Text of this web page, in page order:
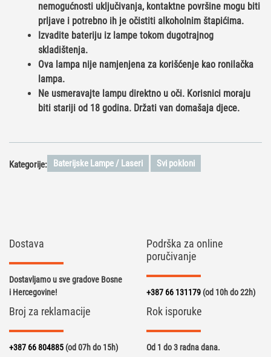
nemogućnosti uključivanja, kontaktne površine mogu biti
prljave i potrebno ih je očistiti alkoholnim štapićima.
Izvadite bateriju iz lampe tokom dugotrajnog
skladištenja.
Ova lampa nije namjenjena za korišćenje kao ronilačka
lampa.
Ne usmeravajte lampu direktno u oči. Korisnici moraju
biti stariji od 18 godina. Držati van domašaja djece.
Kategorije: Baterijske Lampe / Laseri Svi pokloni
Dostava
Dostavljamo u sve gradove Bosne
i Hercegovine!
Podrška za online
poručivanje
+387 66 131179 (od 10h do 22h)
Broj za reklamacije
+387 66 804885 (od 07h do 15h)
Rok isporuke
Od 1 do 3 radna dana.